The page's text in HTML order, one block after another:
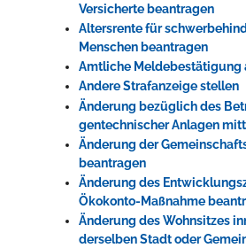
Versicherte beantragen
Altersrente für
Menschen beantragen
Amtliche Meldebestätigung
Andere Strafanzeige stellen
Änderung bezüglich des
gentechnischer Anlagen
Änderung der
beantragen
Änderung des
Ökokonto-Maßnahme
Änderung des Wohnsitzes
derselben Stadt oder